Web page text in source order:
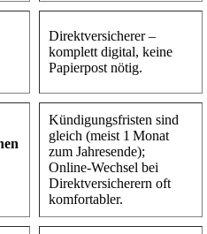
Direktversicherer –
komplett digital, keine
Papierpost nötig.
Kündigungsfristen sind
gleich (meist 1 Monat
zum Jahresende);
Online‑Wechsel bei
Direktversicherern oft
komfortabler.